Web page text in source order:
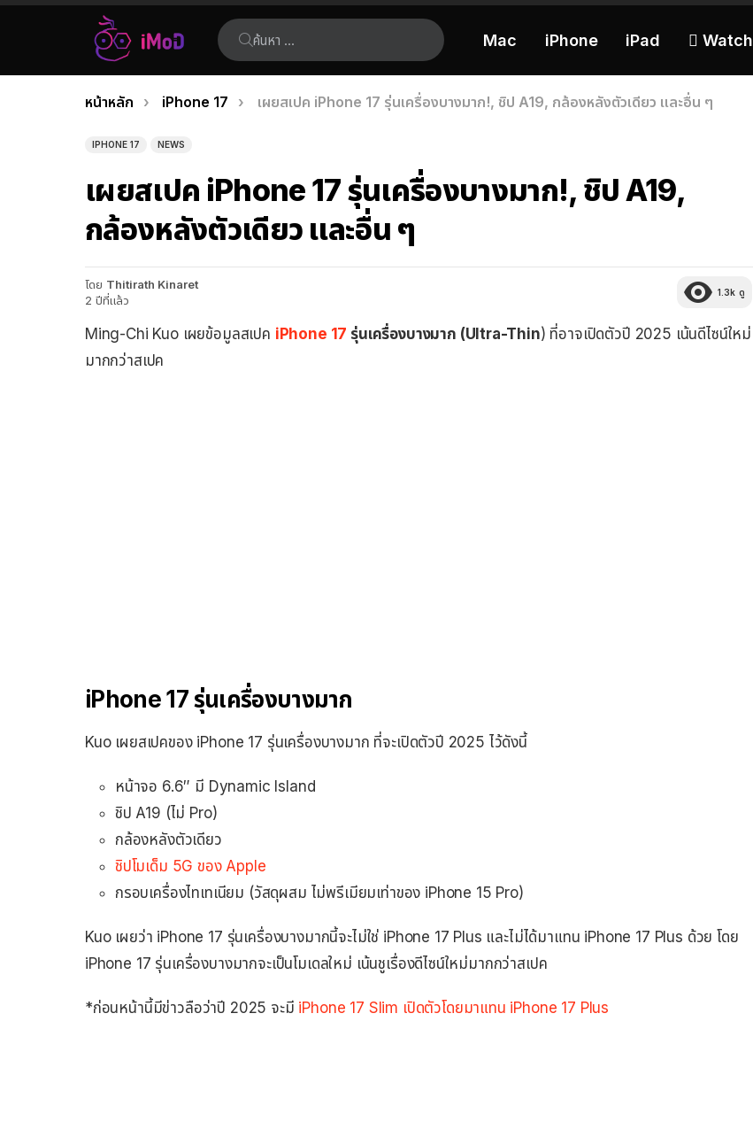
ค้นหา:
Mac iPhone iPad  Watch
เรื่อง
ล่าสุด
คุณอยู่ที่นี่:
หน้าหลัก iPhone 17 เผยสเปค iPhone 17 รุ่นเครื่องบางมาก!, ชิป A19, กล้องหลังตัวเดียว และอื่น ๆ
IPHONE 17 NEWS
เผยสเปค iPhone 17 รุ่นเครื่องบางมาก!, ชิป A19,
กล้องหลังตัวเดียว และอื่น ๆ
โดย Thitirath Kinaret
2 ปีที่แล้ว
1.3k ดู
Ming-Chi Kuo เผยข้อมูลสเปค iPhone 17 รุ่นเครื่องบางมาก (Ultra-Thin) ที่อาจเปิดตัวปี 2025 เน้นดีไซน์ใหม่
มากกว่าสเปค
iPhone 17 รุ่นเครื่องบางมาก
Kuo เผยสเปคของ iPhone 17 รุ่นเครื่องบางมาก ที่จะเปิดตัวปี 2025 ไว้ดังนี้
หน้าจอ 6.6″ มี Dynamic Island
ชิป A19 (ไม่ Pro)
กล้องหลังตัวเดียว
ชิปโมเด็ม 5G ของ Apple
กรอบเครื่องไทเทเนียม (วัสดุผสม ไม่พรีเมียมเท่าของ iPhone 15 Pro)
Kuo เผยว่า iPhone 17 รุ่นเครื่องบางมากนี้จะไม่ใช่ iPhone 17 Plus และไม่ได้มาแทน iPhone 17 Plus ด้วย โดย
iPhone 17 รุ่นเครื่องบางมากจะเป็นโมเดลใหม่ เน้นชูเรื่องดีไซน์ใหม่มากกว่าสเปค
*ก่อนหน้านี้มีข่าวลือว่าปี 2025 จะมี iPhone 17 Slim เปิดตัวโดยมาแทน iPhone 17 Plus